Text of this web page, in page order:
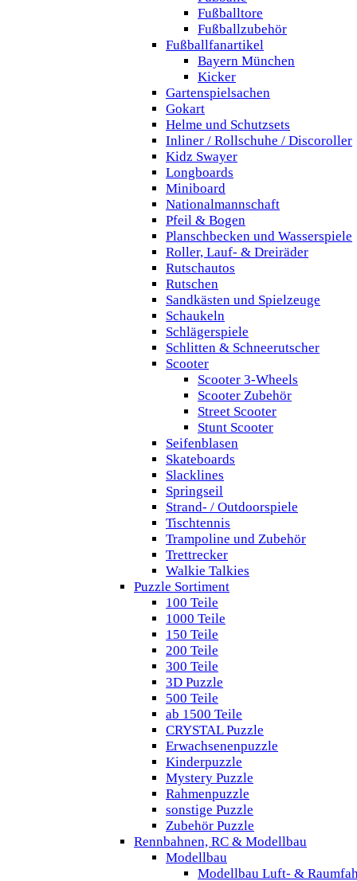
Fußballtore
Fußballzubehör
Fußballfanartikel
Bayern München
Kicker
Gartenspielsachen
Gokart
Helme und Schutzsets
Inliner / Rollschuhe / Discoroller
Kidz Swayer
Longboards
Miniboard
Nationalmannschaft
Pfeil & Bogen
Planschbecken und Wasserspiele
Roller, Lauf- & Dreiräder
Rutschautos
Rutschen
Sandkästen und Spielzeuge
Schaukeln
Schlägerspiele
Schlitten & Schneerutscher
Scooter
Scooter 3-Wheels
Scooter Zubehör
Street Scooter
Stunt Scooter
Seifenblasen
Skateboards
Slacklines
Springseil
Strand- / Outdoorspiele
Tischtennis
Trampoline und Zubehör
Trettrecker
Walkie Talkies
Puzzle Sortiment
100 Teile
1000 Teile
150 Teile
200 Teile
300 Teile
3D Puzzle
500 Teile
ab 1500 Teile
CRYSTAL Puzzle
Erwachsenenpuzzle
Kinderpuzzle
Mystery Puzzle
Rahmenpuzzle
sonstige Puzzle
Zubehör Puzzle
Rennbahnen, RC & Modellbau
Modellbau
Modellbau Luft- &